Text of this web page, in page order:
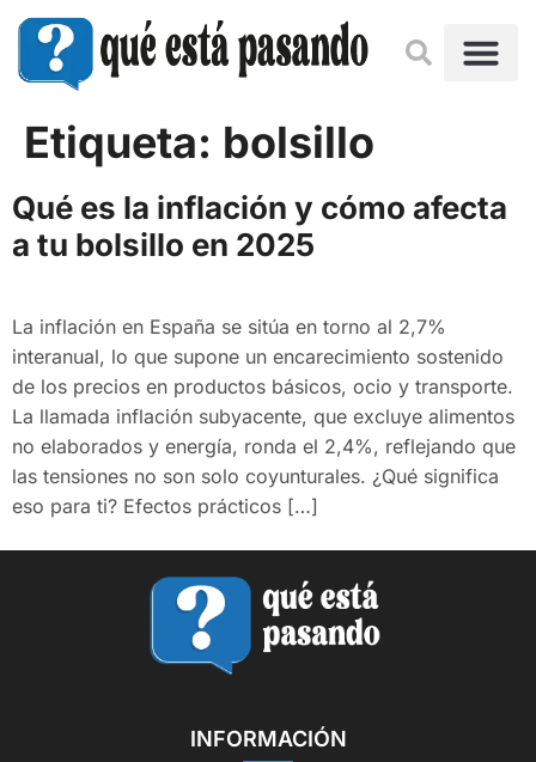
Etiqueta: bolsillo
Qué es la inflación y cómo afecta
a tu bolsillo en 2025
La inflación en España se sitúa en torno al 2,7%
interanual, lo que supone un encarecimiento sostenido
de los precios en productos básicos, ocio y transporte.
La llamada inflación subyacente, que excluye alimentos
no elaborados y energía, ronda el 2,4%, reflejando que
las tensiones no son solo coyunturales. ¿Qué significa
eso para ti? Efectos prácticos […]
INFORMACIÓN